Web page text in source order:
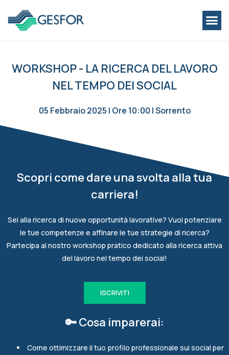
WORKSHOP - LA RICERCA DEL LAVORO
NEL TEMPO DEI SOCIAL
05 Febbraio 2025 | Ore 10:00 | Sorrento
Scopri come dare una svolta alla tua
carriera!
Sei alla ricerca di nuove opportunità lavorative? Vuoi potenziare
le tue competenze e affinare le tue strategie di ricerca?
Partecipa al nostro workshop pratico dedicato alla ricerca attiva
del lavoro nel tempo dei social!
ISCRIVITI
🔑 Cosa imparerai:
Come ottimizzare il tuo profilo professionale sui social per